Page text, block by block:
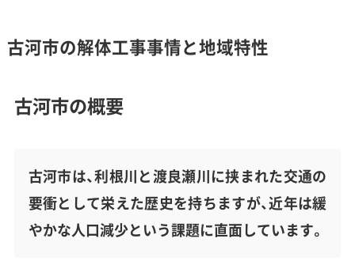
古河市の解体工事事情と地域特性
古河市の概要
古河市は、利根川と渡良瀬川に挟まれた交通の
要衝として栄えた歴史を持ちますが、近年は緩
やかな人口減少という課題に直面しています。